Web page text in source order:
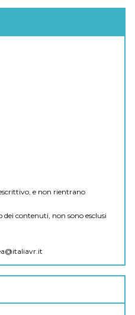
e non rientrano
contenuti, non sono esclusi